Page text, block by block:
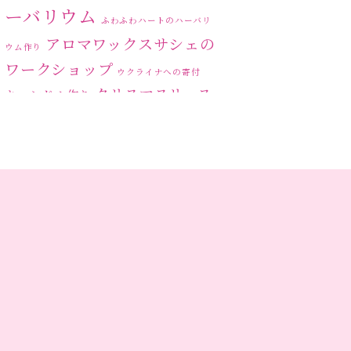
2023年5月(6)
2023年4月(2)
2023年1月(5)
ーバリウム ふわふわハートのハーバリ
ウム作り
アロマワックスサシェの
ワークショップ ウクライナへの寄付
キャンドル作り クリスマスリース